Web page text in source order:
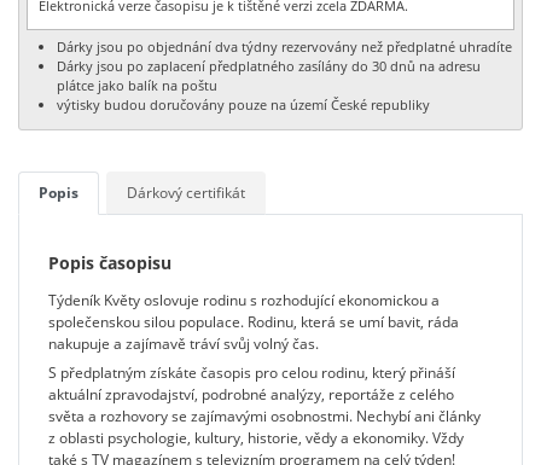
Elektronická verze časopisu je k tištěné verzi zcela ZDARMA.
Dárky jsou po objednání dva týdny rezervovány než předplatné uhradíte
Dárky jsou po zaplacení předplatného zasílány do 30 dnů na adresu
plátce jako balík na poštu
výtisky budou doručovány pouze na území České republiky
Popis Dárkový certifikát
Popis časopisu
Týdeník Květy oslovuje rodinu s rozhodující ekonomickou a
společenskou silou populace. Rodinu, která se umí bavit, ráda
nakupuje a zajímavě tráví svůj volný čas.
S předplatným získáte časopis pro celou rodinu, který přináší
aktuální zpravodajství, podrobné analýzy, reportáže z celého
světa a rozhovory se zajímavými osobnostmi. Nechybí ani články
z oblasti psychologie, kultury, historie, vědy a ekonomiky. Vždy
také s TV magazínem s televizním programem na celý týden!